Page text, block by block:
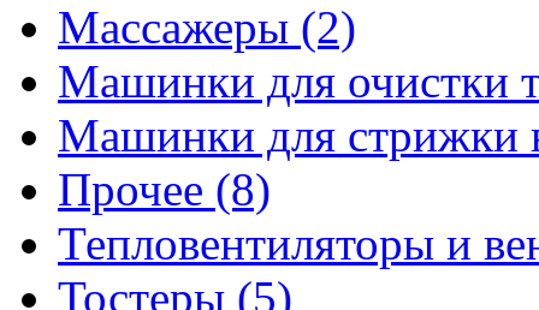
Массажеры (2)
Машинки для очистки
Машинки для стрижки
Прочее (8)
Тепловентиляторы и
Тостеры (5)